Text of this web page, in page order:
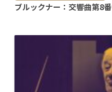
ブルックナー：交響曲第8番